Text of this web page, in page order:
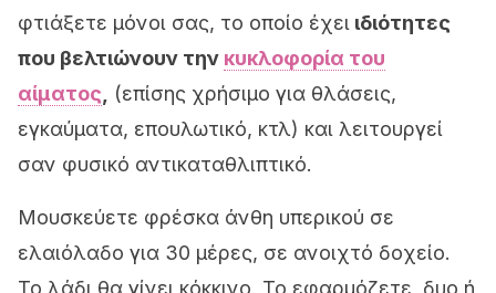
φτιάξετε μόνοι σας, το οποίο έχει ιδιότητες
που βελτιώνουν την κυκλοφορία του
αίματος
(επίσης χρήσιμο για θλάσεις,
εγκαύματα, επουλωτικό, κτλ) και λειτουργεί
σαν φυσικό αντικαταθλιπτικό.
Μουσκεύετε φρέσκα άνθη υπερικού σε
ελαιόλαδο για 30 μέρες, σε ανοιχτό δοχείο.
Το λάδι θα γίνει κόκκινο. Το εφαρμόζετε δυο ή